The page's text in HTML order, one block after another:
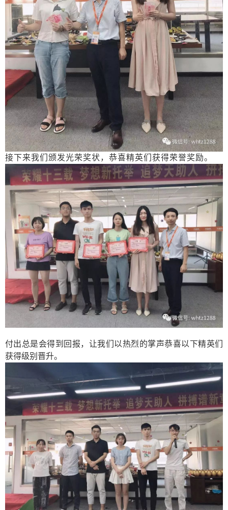
接下来我们颁发光荣奖状，恭喜精英们获得荣誉奖励。
付出总是会得到回报，让我们以热烈的掌声恭喜以下精英们
获得级别晋升。